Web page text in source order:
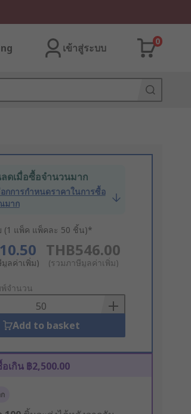
เข้าสู่ระบบ
0
ดเมื่อซื้อจำนวนมาก
กการกำหนดราคาในการซื้อ
มาก
(1 แพ็ค แพ็คละ 50 ชิ้น)*
ลค่าเพิ่ม)
THB546.00
(รวมภาษีมูลค่าเพิ่ม)
พ์จำนวน
Add to basket
เกิน ฿2,500.00